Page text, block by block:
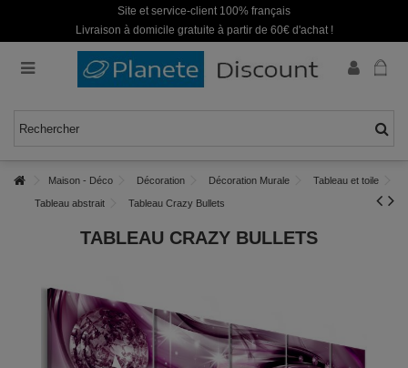
Site et service-client 100% français
Livraison à domicile gratuite à partir de 60€ d'achat !
Maison - Déco Décoration Décoration Murale Tableau et toile
Tableau abstrait Tableau Crazy Bullets
TABLEAU CRAZY BULLETS